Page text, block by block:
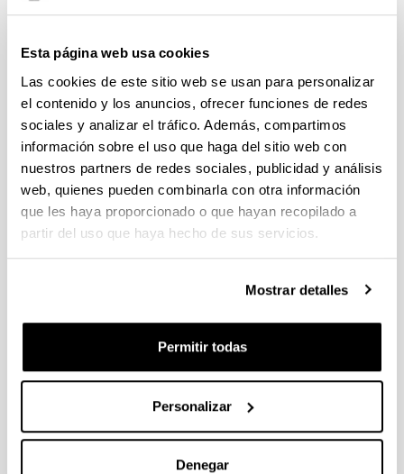
Esta página web usa cookies
Las cookies de este sitio web se usan para personalizar
el contenido y los anuncios, ofrecer funciones de redes
sociales y analizar el tráfico. Además, compartimos
información sobre el uso que haga del sitio web con
nuestros partners de redes sociales, publicidad y análisis
web, quienes pueden combinarla con otra información
que les haya proporcionado o que hayan recopilado a
partir del uso que haya hecho de sus servicios.
Mostrar detalles
Permitir todas
Personalizar
Denegar
Publicaciones
Control de calidad sensorial (paneles entrenados)